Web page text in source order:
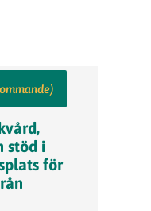
7
stöd i
för